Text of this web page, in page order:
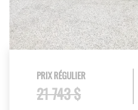
PRIX RÉGULIER
21 743 $